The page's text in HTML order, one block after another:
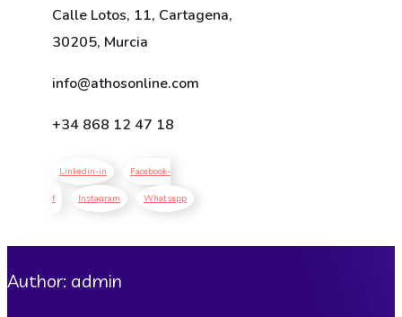
Calle Lotos, 11, Cartagena,
30205, Murcia
info@athosonline.com
+34 868 12 47 18
Linkedin-in Facebook-
f Instagram Whatsapp
Author: admin